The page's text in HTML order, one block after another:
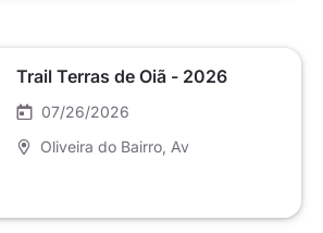
Trail Terras de Oiã - 2026
07/26/2026
Oliveira do Bairro , Av